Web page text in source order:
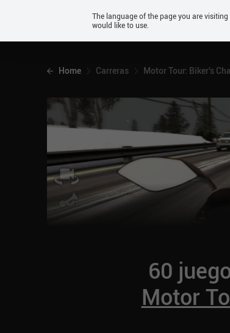
Android
Home Carreras Motor Tour: Biker's
60
Motor
The language of the page you are
would like to use.